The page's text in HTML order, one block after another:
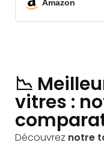
Amazon
📉
vitres :
Découvrez notre